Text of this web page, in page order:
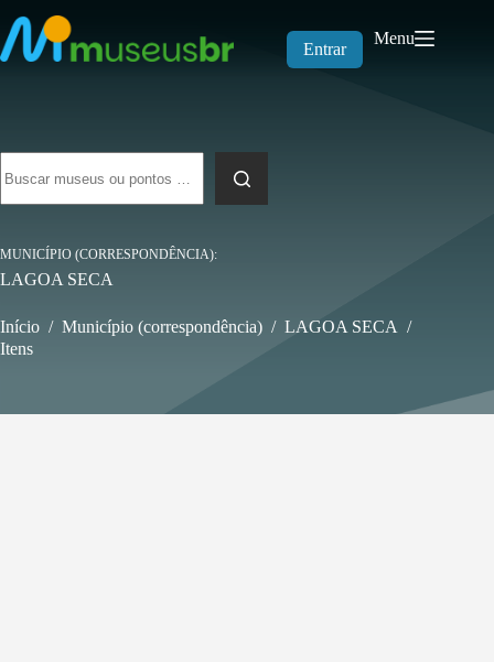
para
o
conteúdo
Entrar
Menu
resultados
MUNICÍPIO (CORRESPONDÊNCIA)
LAGOA SECA
Início / Município (correspondência) / LAGOA SECA /
Itens